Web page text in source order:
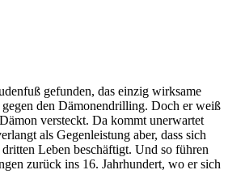
gefunden, das einzig wirksame
den Dämonendrilling. Doch er weiß
versteckt. Da kommt unerwartet
als Gegenleistung aber, dass sich
Leben beschäftigt. Und so führen
zurück ins 16. Jahrhundert, wo er sich